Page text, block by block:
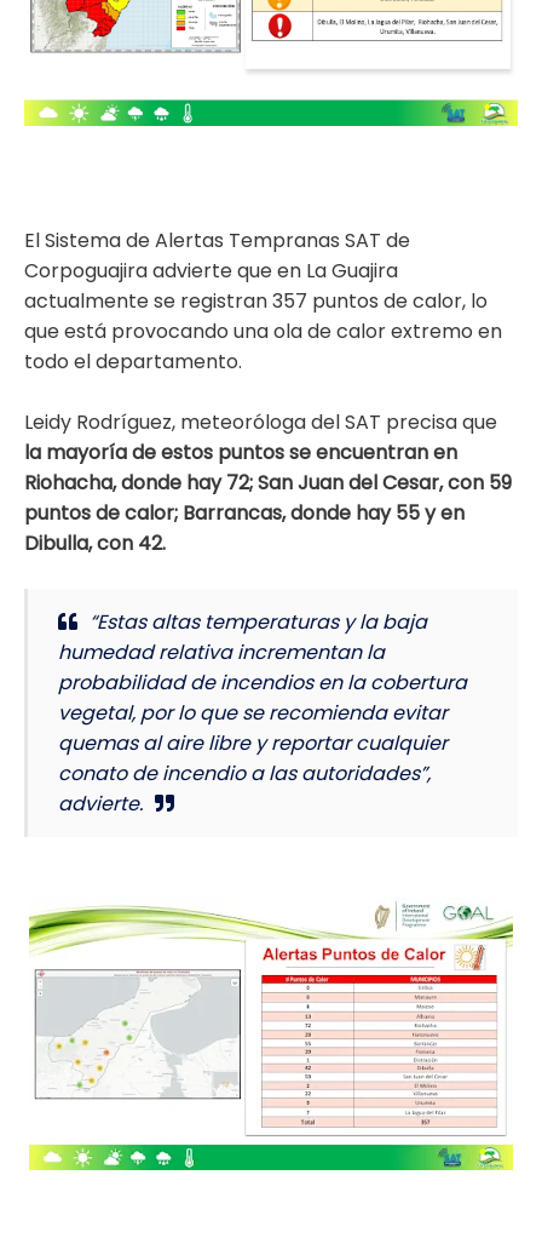
El Sistema de Alertas Tempranas SAT de
Corpoguajira advierte que en La Guajira
actualmente se registran 357 puntos de calor, lo
que está provocando una ola de calor extremo en
todo el departamento.
Leidy Rodríguez, meteoróloga del SAT precisa que
la mayoría de estos puntos se encuentran en
Riohacha, donde hay 72; San Juan del Cesar, con 59
puntos de calor; Barrancas, donde hay 55 y en
Dibulla, con 42.
“Estas altas temperaturas y la baja
humedad relativa incrementan la
probabilidad de incendios en la cobertura
vegetal, por lo que se recomienda evitar
quemas al aire libre y reportar cualquier
conato de incendio a las autoridades”,
advierte.